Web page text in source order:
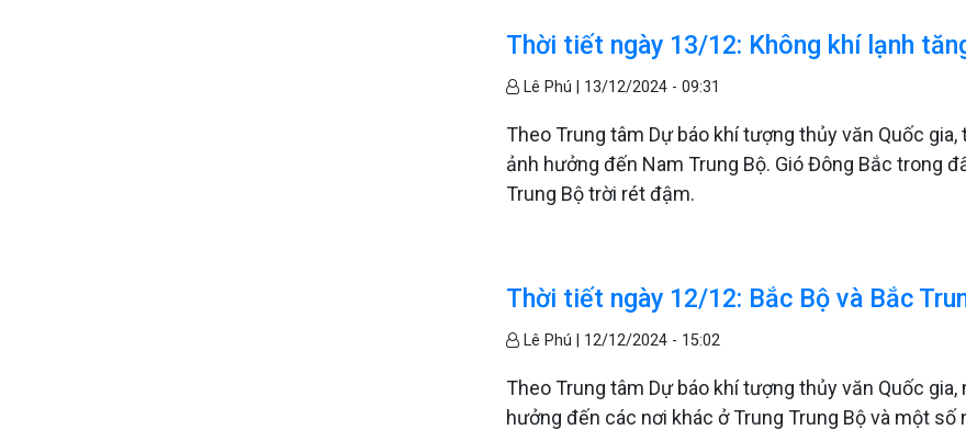
Thời tiết ngày 13/12: Không khí lạnh
Lê Phú | 13/12/2024 - 09:31
Theo Trung tâm Dự báo khí tượng thủy văn Quốc
ảnh hưởng đến Nam Trung Bộ. Gió Đông Bắc trong
Trung Bộ trời rét đậm.
Thời tiết ngày 12/12: Bắc Bộ và Bắc
Lê Phú | 12/12/2024 - 15:02
Theo Trung tâm Dự báo khí tượng thủy văn Quốc
hưởng đến các nơi khác ở Trung Trung Bộ và một